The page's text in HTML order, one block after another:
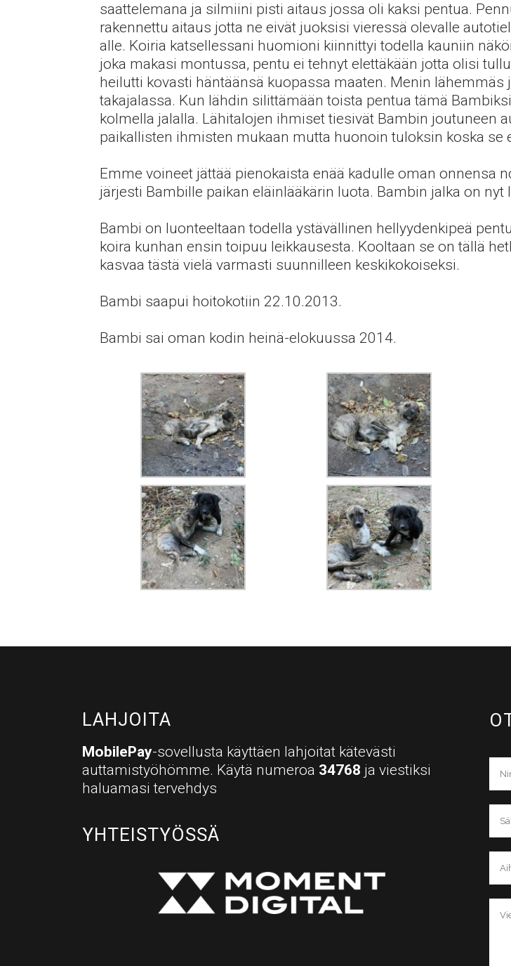
saattelemana ja silmiini pisti aitaus jossa oli kaksi pentua.
rakennettu aitaus jotta ne eivät juoksisi vieressä olevalle
alle. Koiria katsellessani huomioni kiinnittyi todella kauniin
joka makasi montussa, pentu ei tehnyt elettäkään jotta olisi
heilutti kovasti häntäänsä kuopassa maaten. Menin
takajalassa. Kun lähdin silittämään toista pentua tämä
kolmella jalalla. Lähitalojen ihmiset tiesivät Bambin joutuneen
paikallisten ihmisten mukaan mutta huonoin tuloksin koska se
Emme voineet jättää pienokaista enää kadulle oman onnensa
järjesti Bambille paikan eläinlääkärin luota. Bambin jalka on
Bambi on luonteeltaan todella ystävällinen hellyydenkipeä
koira kunhan ensin toipuu leikkausesta. Kooltaan se on tällä
kasvaa tästä vielä varmasti suunnilleen keskikokoiseksi.
Bambi saapui hoitokotiin 22.10.2013.
Bambi sai oman kodin heinä-elokuussa 2014.
LAHJOITA
MobilePay-sovellusta käyttäen lahjoitat kätevästi
auttamistyöhömme. Käytä numeroa 34768 ja viestiksi
haluamasi tervehdys
YHTEISTYÖSSÄ